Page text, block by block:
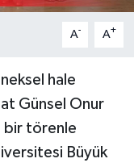
A- A+
hale
Günsel Onur
bir törenle
Büyük